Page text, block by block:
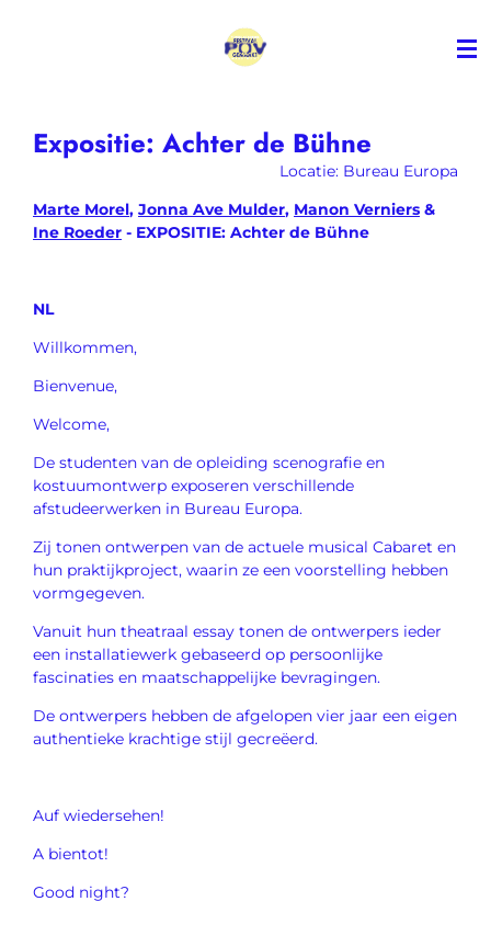
Expositie: Achter de Bühne
Locatie: Bureau Europa
Marte Morel, Jonna Ave Mulder, Manon Verniers &
Ine Roeder - EXPOSITIE: Achter de Bühne
NL
Willkommen,
Bienvenue,
Welcome,
De studenten van de opleiding scenografie en
kostuumontwerp exposeren verschillende
afstudeerwerken in Bureau Europa.
Zij tonen ontwerpen van de actuele musical Cabaret en
hun praktijkproject, waarin ze een voorstelling hebben
vormgegeven.
Vanuit hun theatraal essay tonen de ontwerpers ieder
een installatiewerk gebaseerd op persoonlijke
fascinaties en maatschappelijke bevragingen.
De ontwerpers hebben de afgelopen vier jaar een eigen
authentieke krachtige stijl gecreëerd.
Auf wiedersehen!
A bientot!
Good night?